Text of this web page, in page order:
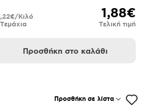
1,88€
Τελική τιμή
Κιλό
Προσθήκη στο καλάθι
Προσθήκη σε λίστα